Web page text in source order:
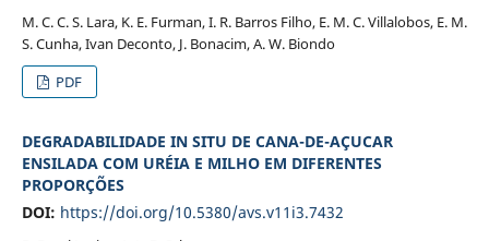
M. C. C. S. Lara, K. E. Furman, I. R. Barros Filho, E. M. C. Villalobos, E. M.
S. Cunha, Ivan Deconto, J. Bonacim, A. W. Biondo
PDF
DEGRADABILIDADE IN SITU DE CANA-DE-AÇUCAR
ENSILADA COM URÉIA E MILHO EM DIFERENTES
PROPORÇÕES
DOI: https://doi.org/10.5380/avs.v11i3.7432